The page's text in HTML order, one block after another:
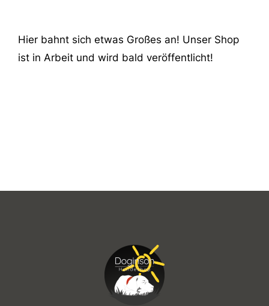
Hier bahnt sich etwas Großes an! Unser Shop
ist in Arbeit und wird bald veröffentlicht!